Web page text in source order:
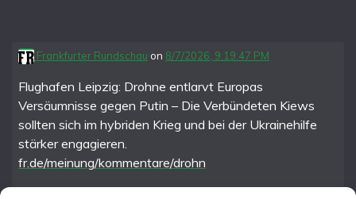
Frankfurter Rundschau on 8/7/2026, 9:19:47 PM
Flughafen Leipzig: Drohne entlarvt Europas
Versäumnisse gegen Putin – Die Verbündeten Kiews
sollten sich im hybriden Krieg und bei der Ukrainehilfe
stärker engagieren.
fr.de/meinung/kommentare/drohn